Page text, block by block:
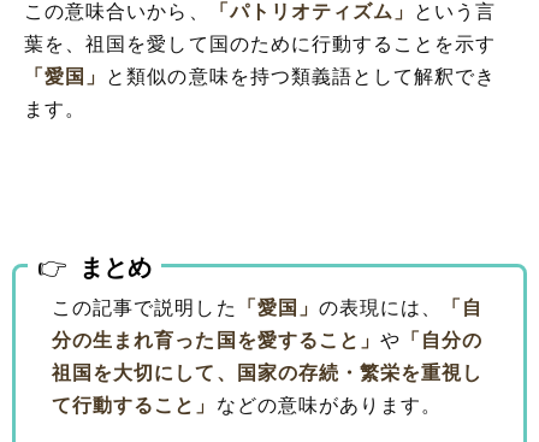
この意味合いから、 「パトリオティズム」
という言
葉を、祖国を愛して国のために行動することを示す
「愛国」
と類似の意味を持つ類義語として解釈でき
ます。
まとめ
この記事で説明した 「愛国」 の表現には、
「自
分の生まれ育った国を愛すること」や 「自分の
祖国を大切にして、国家の存続・繁栄を重視し
て行動すること」 などの意味があります。